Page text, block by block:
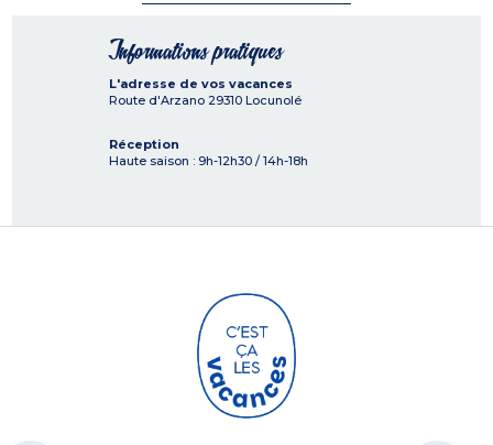
Informations pratiques
L'adresse de vos vacances
Route d'Arzano 29310 Locunolé
Réception
Haute saison : 9h-12h30 / 14h-18h